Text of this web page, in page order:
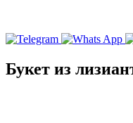
Букет из